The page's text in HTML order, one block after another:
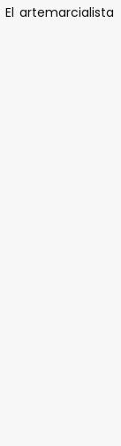
artemarcialista